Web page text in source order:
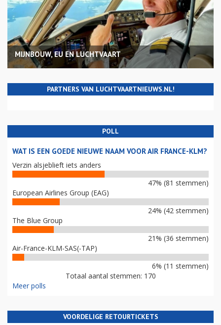
MIJNBOUW, EU EN LUCHTVAART
PARTNERS VAN LUCHTVAARTNIEUWS.NL!
POLL
WAT IS EEN GOEDE NIEUWE NAAM VOOR AIR FRANCE-KLM?
Verzin alsjeblieft iets anders
47% (81 stemmen)
European Airlines Group (EAG)
24% (42 stemmen)
The Blue Group
21% (36 stemmen)
Air-France-KLM-SAS(-TAP)
6% (11 stemmen)
Totaal aantal stemmen: 170
Meer polls
VOORDELIGE RETOURTICKETS